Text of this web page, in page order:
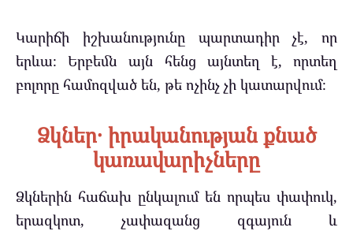
Կարիճի իշխանությունը պարտադիր չէ, որ
երևա։ Երբեմն այն հենց այնտեղ է, որտեղ
բոլորը համոզված են, թե ոչինչ չի կատարվում։
Ձկներ․ իրականության քնած
կառավարիչները
Ձկներին հաճախ ընկալում են որպես փափուկ,
երազկոտ, չափազանց զգայուն և